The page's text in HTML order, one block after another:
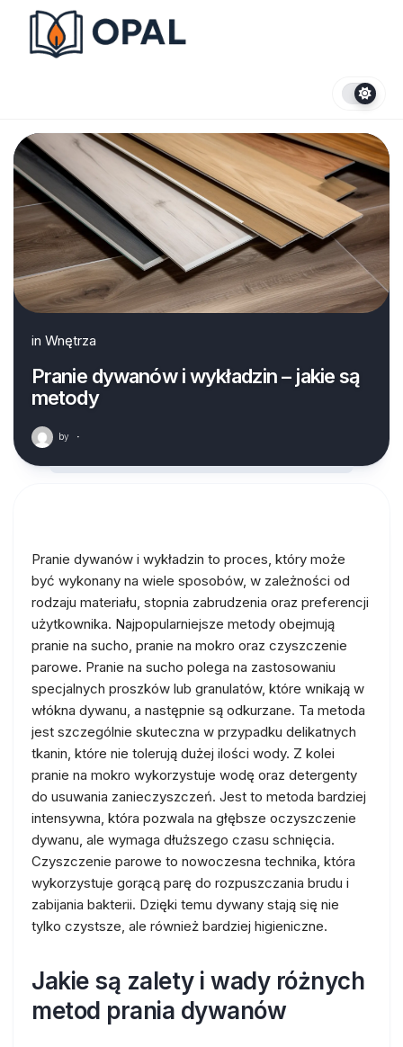
content
in Wnętrza
Pranie dywanów i wykładzin – jakie są
metody
by ·
Pranie dywanów i wykładzin to proces, który może
być wykonany na wiele sposobów, w zależności od
rodzaju materiału, stopnia zabrudzenia oraz preferencji
użytkownika. Najpopularniejsze metody obejmują
pranie na sucho, pranie na mokro oraz czyszczenie
parowe. Pranie na sucho polega na zastosowaniu
specjalnych proszków lub granulatów, które wnikają w
włókna dywanu, a następnie są odkurzane. Ta metoda
jest szczególnie skuteczna w przypadku delikatnych
tkanin, które nie tolerują dużej ilości wody. Z kolei
pranie na mokro wykorzystuje wodę oraz detergenty
do usuwania zanieczyszczeń. Jest to metoda bardziej
intensywna, która pozwala na głębsze oczyszczenie
dywanu, ale wymaga dłuższego czasu schnięcia.
Czyszczenie parowe to nowoczesna technika, która
wykorzystuje gorącą parę do rozpuszczania brudu i
zabijania bakterii. Dzięki temu dywany stają się nie
tylko czystsze, ale również bardziej higieniczne.
Jakie są zalety i wady różnych
metod prania dywanów